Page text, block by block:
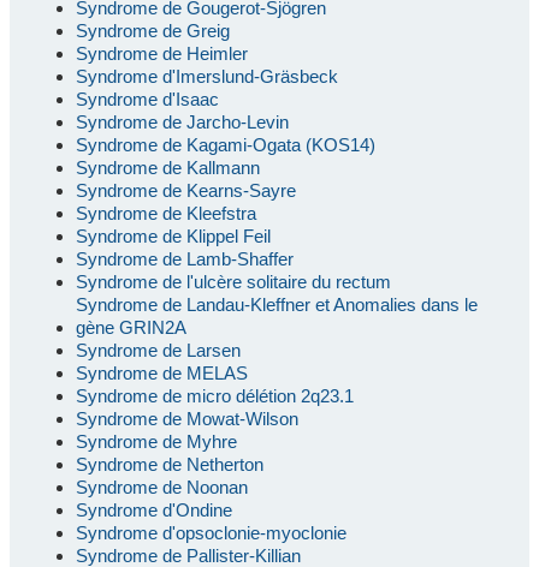
Syndrome de Gougerot-Sjögren
Syndrome de Greig
Syndrome de Heimler
Syndrome d'Imerslund-Gräsbeck
Syndrome d'Isaac
Syndrome de Jarcho-Levin
Syndrome de Kagami-Ogata (KOS14)
Syndrome de Kallmann
Syndrome de Kearns-Sayre
Syndrome de Kleefstra
Syndrome de Klippel Feil
Syndrome de Lamb-Shaffer
Syndrome de l'ulcère solitaire du rectum
Syndrome de Landau-Kleffner et Anomalies dans le
gène GRIN2A
Syndrome de Larsen
Syndrome de MELAS
Syndrome de micro délétion 2q23.1
Syndrome de Mowat-Wilson
Syndrome de Myhre
Syndrome de Netherton
Syndrome de Noonan
Syndrome d'Ondine
Syndrome d'opsoclonie-myoclonie
Syndrome de Pallister-Killian